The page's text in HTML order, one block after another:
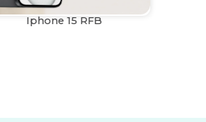
Iphone 15 RFB